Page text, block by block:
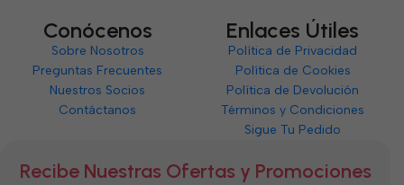
Conócenos
Sobre Nosotros
Preguntas Frecuentes
Nuestros Socios
Contáctanos
Enlaces Útiles
Política de Privacidad
Política de Cookies
Política de Devolución
Términos y Condiciones
Sigue Tu Pedido
Recibe Nuestras Ofertas y Promociones